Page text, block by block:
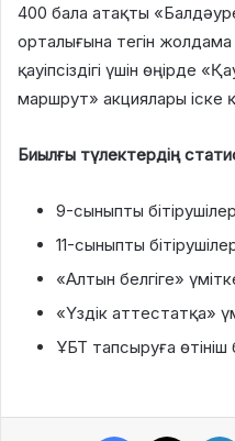
400 бала атақты
орталығына тегін
қауіпсіздігі үшін өңірде
маршрут» акциялары іске
Биылғы түлектердің
9-сыныпты
11-сыныпты
«Алтын белгіге»
«Үздік аттестатқа»
ҰБТ тапсыруға